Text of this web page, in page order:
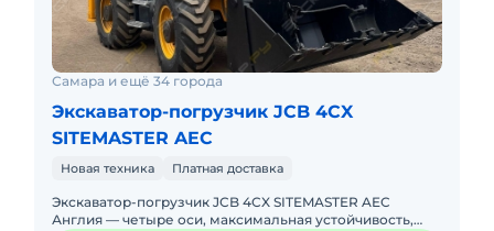
Самара и ещё 34 города
Экскаватор-погрузчик JCB 4CX
SITEMASTER AEC
Новая техника Платная доставка
Экскаватор-погрузчик JCB 4CX SITEMASTER AEC
Англия — четыре оси, максимальная устойчивость,